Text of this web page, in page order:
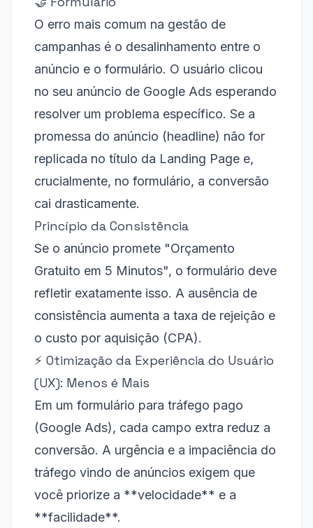
O erro mais comum na gestão de
campanhas é o desalinhamento entre o
anúncio e o formulário. O usuário clicou
no seu anúncio de Google Ads esperando
resolver um problema específico. Se a
promessa do anúncio (headline) não for
replicada no título da Landing Page e,
crucialmente, no formulário, a conversão
cai drasticamente.
Princípio da Consistência
Se o anúncio promete "Orçamento
Gratuito em 5 Minutos", o formulário deve
refletir exatamente isso. A ausência de
consistência aumenta a taxa de rejeição e
o custo por aquisição (CPA).
⚡️ Otimização da Experiência do Usuário
(UX): Menos é Mais
Em um formulário para tráfego pago
(Google Ads), cada campo extra reduz a
conversão. A urgência e a impaciência do
tráfego vindo de anúncios exigem que
você priorize a **velocidade** e a
**facilidade**.